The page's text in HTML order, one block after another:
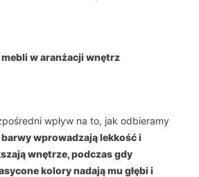
w aranżacji wnętrz
wpływ na to, jak odbieramy
barwy wprowadzają lekkość i
wnętrze, podczas gdy
kolory nadają mu głębi i